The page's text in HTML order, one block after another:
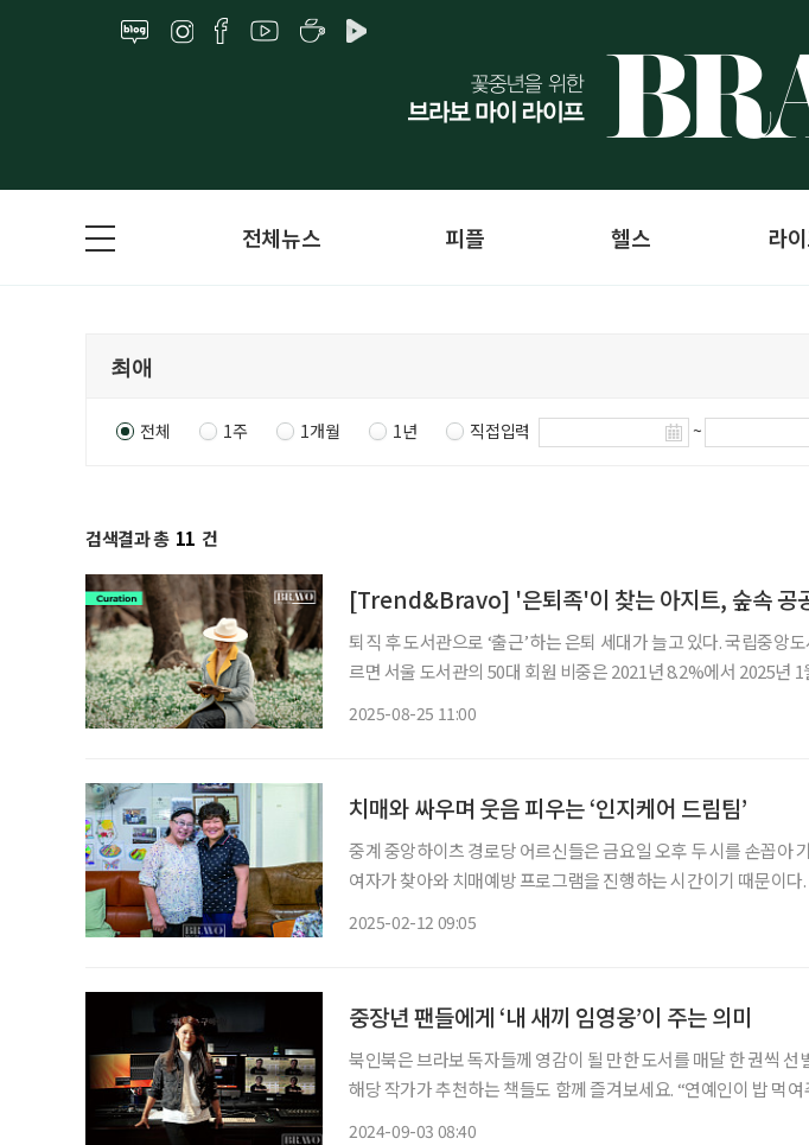
전체뉴스 피플 헬스 라
전체 1주 1개월 1년 직접입력 ~
검색결과 총 11 건
[Trend&Bravo] '은퇴족'이 찾는 아지트, 숲속 공
퇴직 후 도서관으로 ‘출근’하는 은퇴 세대가 늘고 있다. 국립중앙
르면 서울 도서관의 50대 회원 비중은 2021년 8.2%에서 2025년
2025-08-25 11:00
치매와 싸우며 웃음 피우는 ‘인지케어 드림팀’
중계 중앙하이츠 경로당 어르신들은 금요일 오후 두 시를 손꼽아
여자가 찾아와 치매예방 프로그램을 진행하는 시간이기 때문이다
2025-02-12 09:05
중장년 팬들에게 ‘내 새끼 임영웅’이 주는 의미
북인북은 브라보 독자들께 영감이 될 만한 도서를 매달 한 권씩 선
해당 작가가 추천하는 책들도 함께 즐겨보세요. “연예인이 밥 먹
2024-09-03 08:40